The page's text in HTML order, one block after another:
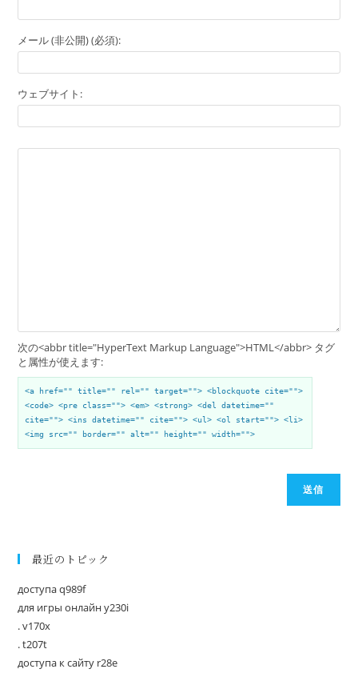
メール (非公開) (必須):
ウェブサイト:
次の<abbr title="HyperText Markup Language">HTML</abbr> タグ
と属性が使えます:
<a href="" title="" rel="" target=""> <blockquote cite="">
<code> <pre class=""> <em> <strong> <del datetime=""
cite=""> <ins datetime="" cite=""> <ul> <ol start=""> <li>
<img src="" border="" alt="" height="" width="">
送信
最近のトピック
доступа q989f
для игры онлайн y230i
. v170x
. t207t
доступа к сайту r28e